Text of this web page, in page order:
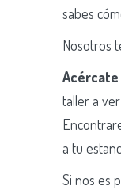
sabes
Nosotros
Acércate
taller a
a tu
Si nos es